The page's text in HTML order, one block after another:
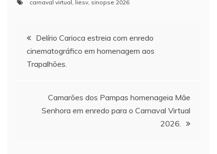
Florianópolis. Os
12 de agosto e o
Enredo: "O esporte é
carnaval virtual liesv sinopse 2026
Navegação
de
Delírio Carioca estreia com enredo
cinematográfico em homenagem aos
Trapalhões.
Camarões dos Pampas homenageia Mãe
Senhora em enredo para o Carnaval Virtual
2026.